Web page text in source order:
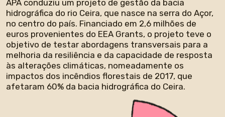
APA conduziu um projeto de gestão da bacia
hidrográfica do rio Ceira, que nasce na serra do Açor,
no centro do país. Financiado em 2,6 milhões de
euros provenientes do EEA Grants, o projeto teve o
objetivo de testar abordagens transversais para a
melhoria da resiliência e da capacidade de resposta
às alterações climáticas, nomeadamente os
impactos dos incêndios florestais de 2017, que
afetaram 60% da bacia hidrográfica do Ceira.